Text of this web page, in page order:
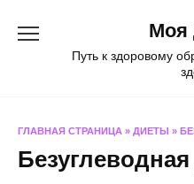
содержанию
Моя
Путь к здоровому
ГЛАВНАЯ СТРАНИЦА » ДИЕТЫ »